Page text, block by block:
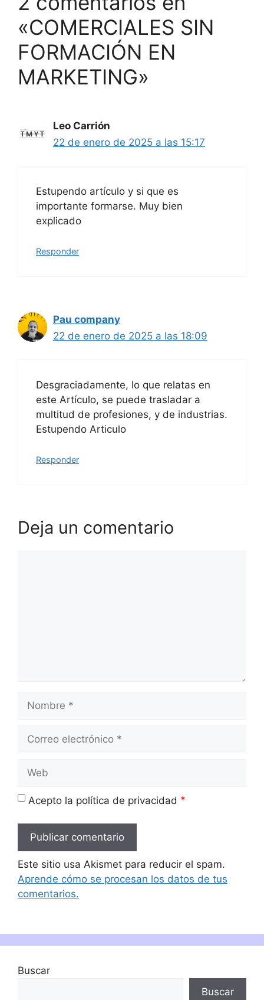
«COMERCIALES SIN
FORMACIÓN EN
MARKETING»
Leo Carrión
22 de enero de 2025 a las 15:17
Estupendo artículo y si que es
importante formarse. Muy bien
explicado
Responder
Pau company
22 de enero de 2025 a las 18:09
Desgraciadamente, lo que relatas en
este Artículo, se puede trasladar a
multitud de profesiones, y de industrias.
Estupendo Articulo
Responder
Deja un comentario
Nombre
Correo
Web
Acepto la política de privacidad *
Este sitio usa Akismet para reducir el spam.
Aprende cómo se procesan los datos de tus
comentarios.
Buscar
Buscar